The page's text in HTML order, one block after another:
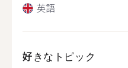
英語
好きなトピック